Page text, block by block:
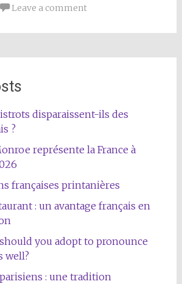
Leave a comment
disparaissent-ils des
?
représente la France à
françaises printanières
: un avantage français en
you adopt to pronounce
well?
: une tradition